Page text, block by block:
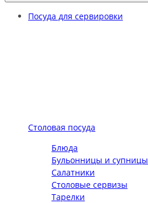
Посуда для сервировки
Столовая посуда
Блюда
Бульонницы и супницы
Салатники
Столовые сервизы
Тарелки